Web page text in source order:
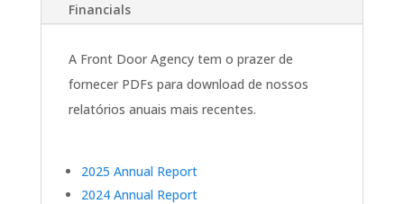
Financials
A Front Door Agency tem o prazer de
fornecer PDFs para download de nossos
relatórios anuais mais recentes.
2025 Annual Report
2024 Annual Report